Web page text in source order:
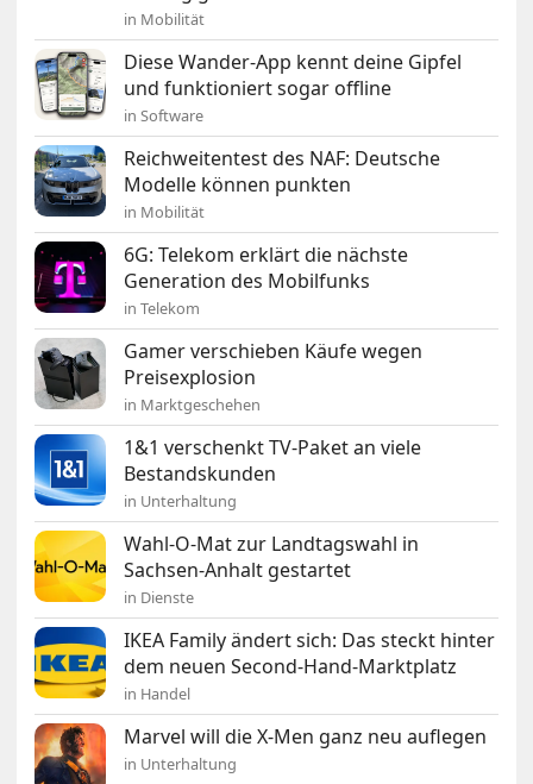
in Mobilität
Diese Wander-App kennt deine Gipfel
und funktioniert sogar offline
in Software
Reichweitentest des NAF: Deutsche
Modelle können punkten
in Mobilität
6G: Telekom erklärt die nächste
Generation des Mobilfunks
in Telekom
Gamer verschieben Käufe wegen
Preisexplosion
in Marktgeschehen
1&1 verschenkt TV-Paket an viele
Bestandskunden
in Unterhaltung
Wahl-O-Mat zur Landtagswahl in
Sachsen-Anhalt gestartet
in Dienste
IKEA Family ändert sich: Das steckt hinter
dem neuen Second-Hand-Marktplatz
in Handel
Marvel will die X-Men ganz neu auflegen
in Unterhaltung